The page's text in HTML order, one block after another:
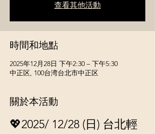
查看其他活動
時間和地點
2025年12月28日 下午2:30 – 下午5:30
中正区, 100台湾台北市中正区
關於本活動
💖2025/ 12/28 (日) 台北輕